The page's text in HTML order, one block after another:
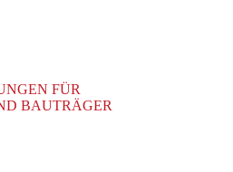
FÜR
BAUTRÄGER